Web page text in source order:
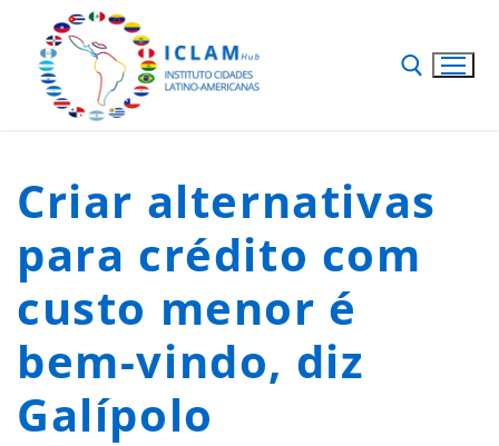
Criar alternativas
para crédito com
custo menor é
bem-vindo, diz
Galípolo